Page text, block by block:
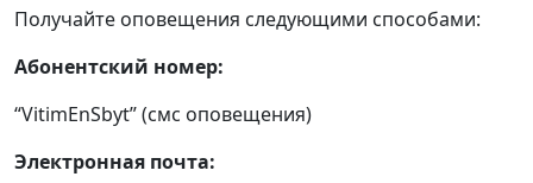
Получайте оповещения следующими способами:
Абонентский номер:
“VitimEnSbyt” (смс оповещения)
Электронная почта: